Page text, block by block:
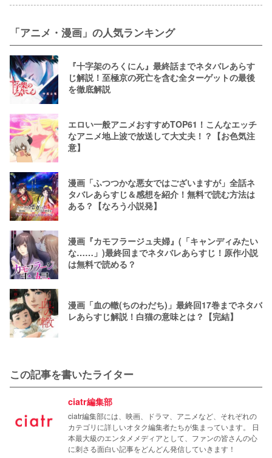
「アニメ・漫画」の人気ランキング
『十字架のろくにん』最終話までネタバレあらす
じ解説！至極京の死亡を含む全ターゲットの最後
を徹底解説
エロい一般アニメおすすめTOP61！こんなエッチ
なアニメ地上波で放送して大丈夫！？【お色気注
意】
漫画「ふつつかな悪女ではございますが」全話ネ
タバレあらすじ＆感想を紹介！無料で読む方法は
ある？【なろう小説発】
漫画『カモフラージュ夫婦』(「キャンディみたい
な……」)最終回までネタバレあらすじ！原作小説
は無料で読める？
漫画「血の轍(ちのわだち)」最終回17巻までネタバ
レあらすじ解説！白猫の意味とは？【完結】
この記事を書いたライター
ciatr編集部
ciatr編集部には、映画、ドラマ、アニメなど、それぞれの
カテゴリに詳しいオタク編集者たちが集まっています。 日
本最大級のエンタメメディアとして、ファンの皆さんの心
に刺さる面白い記事をどんどん発信していきます！